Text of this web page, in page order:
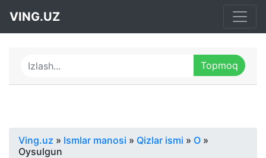
VING.UZ
Ving.uz » Ismlar manosi » Qizlar ismi » O »
Oysulgun